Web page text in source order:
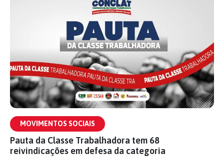
MOVIMENTOS SOCIAIS
Pauta da Classe Trabalhadora tem 68
reivindicações em defesa da categoria